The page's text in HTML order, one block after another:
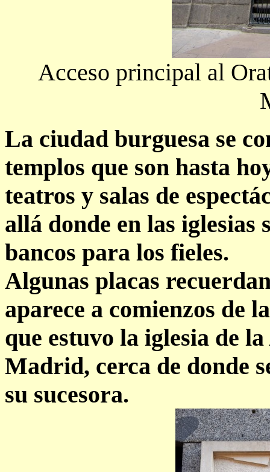
Acceso principal al
La ciudad burguesa se
templos que son hasta
teatros y salas de
allá donde en las iglesias
bancos para los fieles.
Algunas placas
aparece a comienzos de
que estuvo la iglesia de
Madrid, cerca de donde
su sucesora.